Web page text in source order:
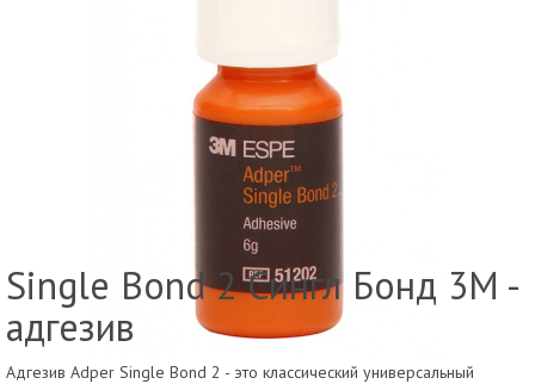
Single Bond 2 Сингл Бонд 3M -
адгезив
Адгезив Adper Single Bond 2 - это классический универсальный